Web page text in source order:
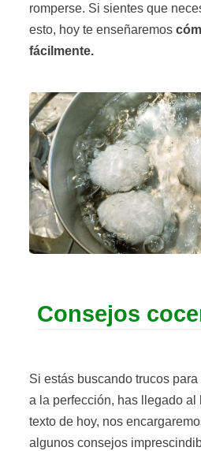
romperse. Si sientes que
esto, hoy te enseñaremos
fácilmente.
Consejos
Si estás buscando trucos para
a la perfección, has llegado al
texto de hoy, nos
algunos consejos